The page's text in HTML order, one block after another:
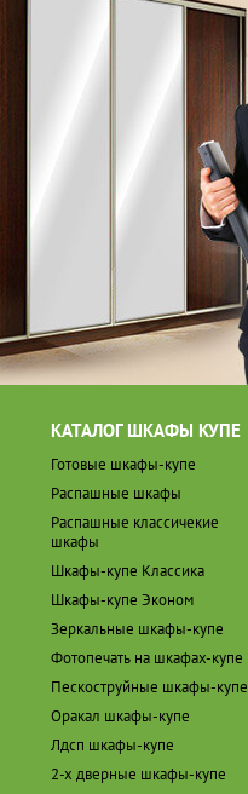
КАТАЛОГ ШКАФЫ КУПЕ
Готовые шкафы-купе
Распашные шкафы
Распашные классичекие
шкафы
Шкафы-купе Классика
Шкафы-купе Эконом
Зеркальные шкафы-купе
Фотопечать на шкафах-купе
Пескоструйные шкафы-купе
Оракал шкафы-купе
Лдсп шкафы-купе
2-х дверные шкафы-купе